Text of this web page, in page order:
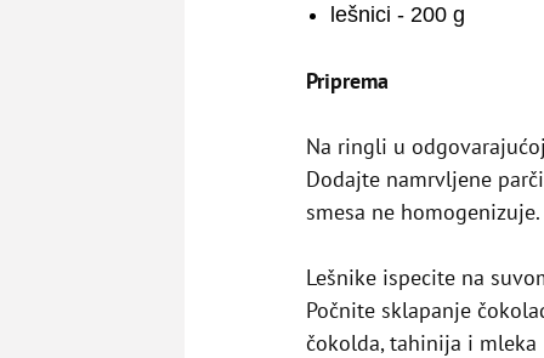
lešnici - 200 g
Priprema
Na ringli u
Dodajte namrvljene
smesa ne homogenizuje.
Lešnike ispecite na
Počnite sklapanje
čokolda, tahinija i